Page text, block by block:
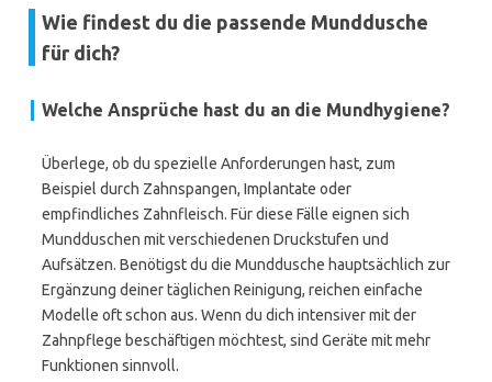
Wie findest du die passende Munddusche
für dich?
Welche Ansprüche hast du an die Mundhygiene?
Überlege, ob du spezielle Anforderungen hast, zum
Beispiel durch Zahnspangen, Implantate oder
empfindliches Zahnfleisch. Für diese Fälle eignen sich
Mundduschen mit verschiedenen Druckstufen und
Aufsätzen. Benötigst du die Munddusche hauptsächlich zur
Ergänzung deiner täglichen Reinigung, reichen einfache
Modelle oft schon aus. Wenn du dich intensiver mit der
Zahnpflege beschäftigen möchtest, sind Geräte mit mehr
Funktionen sinnvoll.